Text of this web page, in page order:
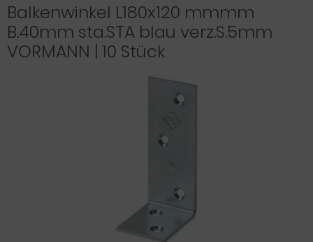
Balkenwinkel L180x120 mmmm
B.40mm sta.STA blau verz.S.5mm
VORMANN | 10 Stück